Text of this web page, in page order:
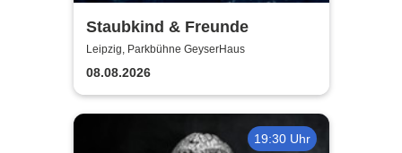
Staubkind & Freunde
Leipzig, Parkbühne GeyserHaus
08.08.2026
19:30 Uhr